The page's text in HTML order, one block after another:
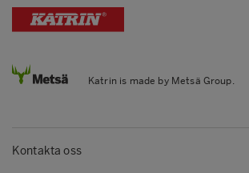
Katrin is made by Metsä Group.
Kontakta oss